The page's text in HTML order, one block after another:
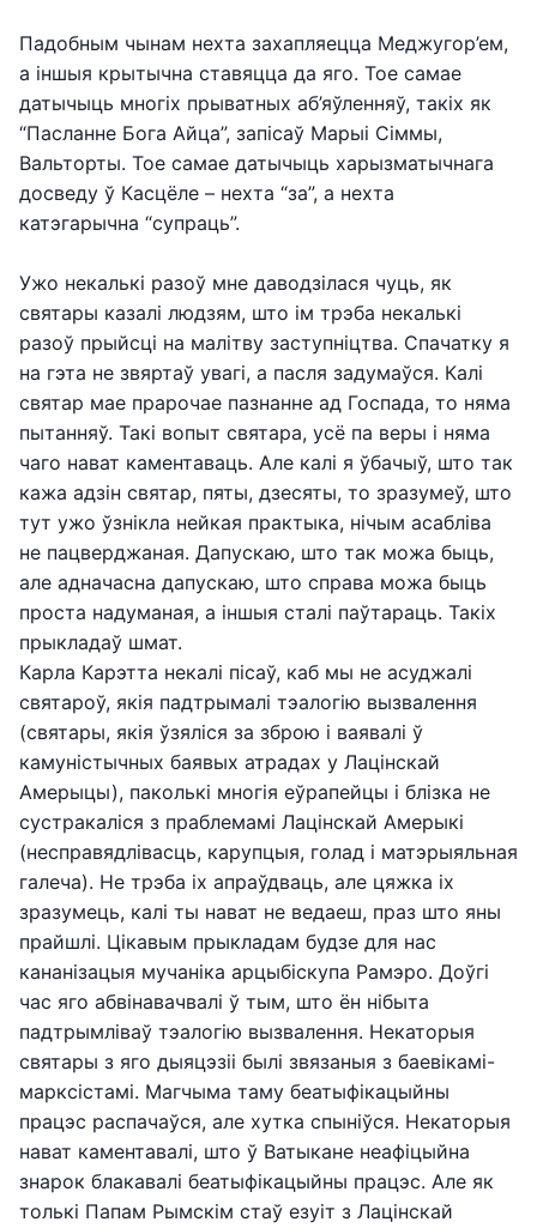
Падобным чынам нехта захапляецца Меджугор’ем,
а іншыя крытычна ставяцца да яго. Тое самае
датычыць многіх прыватных аб’яўленняў, такіх як
“Пасланне Бога Айца”, запісаў Марыі Сіммы,
Вальторты. Тое самае датычыць харызматычнага
досведу ў Касцёле – нехта “за”, а нехта
катэгарычна “супраць”.
Ужо некалькі разоў мне даводзілася чуць, як
святары казалі людзям, што ім трэба некалькі
разоў прыйсці на малітву заступніцтва. Спачатку я
на гэта не звяртаў увагі, а пасля задумаўся. Калі
святар мае прарочае пазнанне ад Госпада, то няма
пытанняў. Такі вопыт святара, усё па веры і няма
чаго нават каментаваць. Але калі я ўбачыў, што так
кажа адзін святар, пяты, дзесяты, то зразумеў, што
тут ужо ўзнікла нейкая практыка, нічым асабліва
не пацверджаная. Дапускаю, што так можа быць,
але адначасна дапускаю, што справа можа быць
проста надуманая, а іншыя сталі паўтараць. Такіх
прыкладаў шмат.
Карла Карэтта некалі пісаў, каб мы не асуджалі
святароў, якія падтрымалі тэалогію вызвалення
(святары, якія ўзяліся за зброю і ваявалі ў
камуністычных баявых атрадах у Лацінскай
Амерыцы), паколькі многія еўрапейцы і блізка не
сустракаліся з праблемамі Лацінскай Амерыкі
(несправядлівасць, карупцыя, голад і матэрыяльная
галеча). Не трэба іх апраўдваць, але цяжка іх
зразумець, калі ты нават не ведаеш, праз што яны
прайшлі. Цікавым прыкладам будзе для нас
кананізацыя мучаніка арцыбіскупа Рамэро. Доўгі
час яго абвінавачвалі ў тым, што ён нібыта
падтрымліваў тэалогію вызвалення. Некаторыя
святары з яго дыяцэзіі былі звязаныя з баевікамі-
марксістамі. Магчыма таму беатыфікацыйны
працэс распачаўся, але хутка спыніўся. Некаторыя
нават каментавалі, што ў Ватыкане неафіцыйна
знарок блакавалі беатыфікацыйны працэс. Але як
толькі Папам Рымскім стаў езуіт з Лацінскай